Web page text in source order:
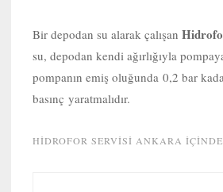
Bir depodan su alarak çalışan
su, depodan kendi ağırlığıyla
pompanın emiş oluğunda 0,2 bar
basınç yaratmalıdır.
HIDROFOR SERVISI ANKARA